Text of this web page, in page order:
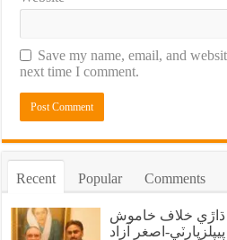
Save my name, email, and
next time I comment.
Recent Popular Comments
ڌاڙي خلاف خاموش
پيپلزپارٽي-اصغر آزاد